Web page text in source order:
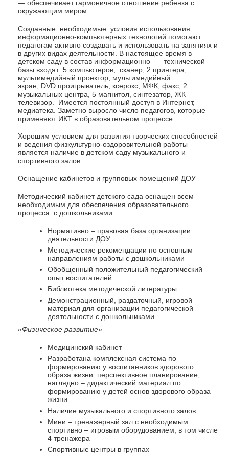
— обеспечивает гармоничное отношение ребенка с
окружающим миром.
Созданные необходимые условия использования
информационно-компьютерных технологий помогают
педагогам активно создавать и использовать на занятиях и
в других видах деятельности. В настоящее время в
детском саду в состав информационно — технической
базы входят: 5 компьютеров, сканер, 2 принтера,
мультимедийный проектор, мультимедийный
экран, DVD проигрыватель, ксерокс, МФК, факс, 2
музыкальных центра, 5 магнитол, синтезатор, ЖК
телевизор. Имеется постоянный доступ в Интернет,
медиатека. Заметно выросло число педагогов, которые
применяют ИКТ в образовательном процессе.
Хорошим условием для развития творческих способностей
и ведения физкультурно-оздоровительной работы
является наличие в детском саду музыкального и
спортивного залов.
Оснащение кабинетов и групповых помещений ДОУ
Методический кабинет детского сада оснащен всем
необходимым для обеспечения образовательного
процесса с дошкольниками:
Нормативно – правовая база организации
деятельности ДОУ
Методические рекомендации по основным
направлениям работы с дошкольниками
Обобщенный положительный педагогический
опыт воспитателей
Библиотека методической литературы
Демонстрационный, раздаточный, игровой
материал для организации педагогической
деятельности с дошкольниками
«Физическое развитие»
Медицинский кабинет
Разработана комплексная система по
формированию у воспитанников здорового
образа жизни: перспективное планирование,
наглядно – дидактический материал по
формированию у детей основ здорового образа
жизни
Наличие музыкального и спортивного залов
Мини – тренажерный зал с необходимым
спортивно – игровым оборудованием, в том числе
4 тренажера
Спортивные центры в группах